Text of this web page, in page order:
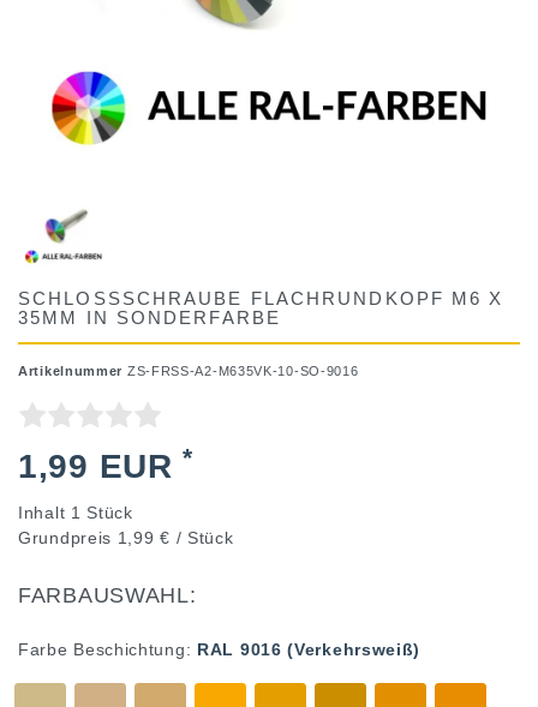
SCHLOSSSCHRAUBE FLACHRUNDKOPF M6 X
35MM IN SONDERFARBE
Artikelnummer ZS-FRSS-A2-M635VK-10-SO-9016
1,99 EUR*
Inhalt 1 Stück
Grundpreis 1,99 € / Stück
FARBAUSWAHL:
Farbe Beschichtung: RAL 9016 (Verkehrsweiß)